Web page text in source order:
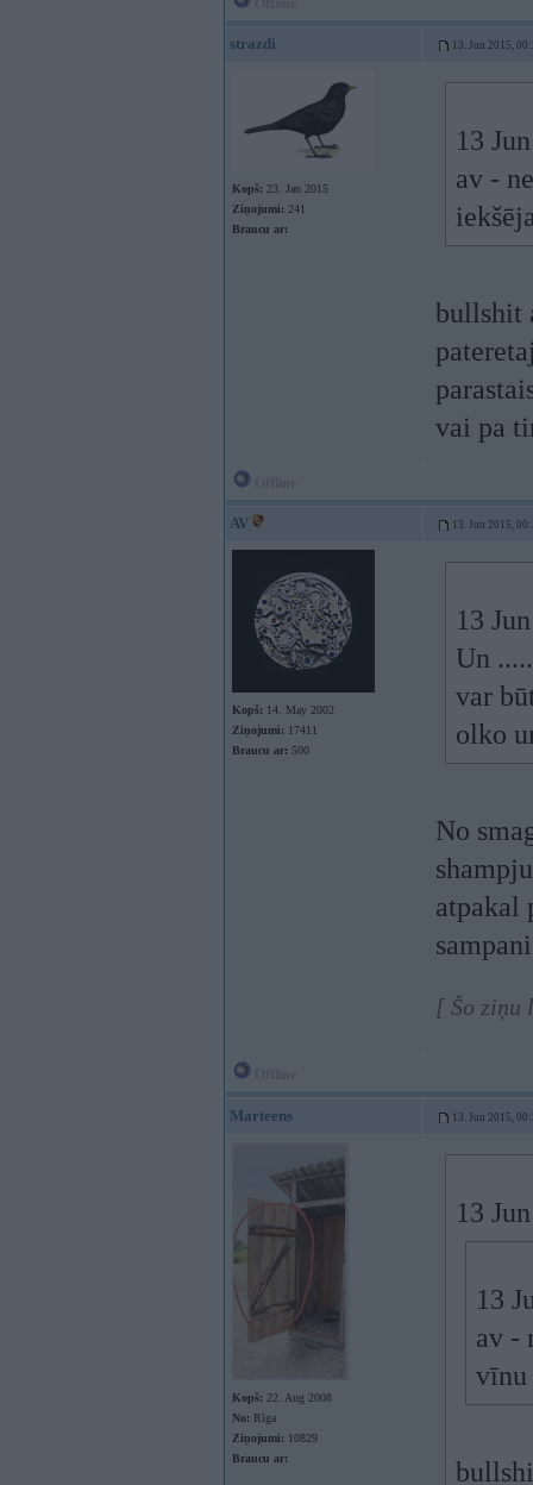
strazdi 13. Jun 2015,
Kopš: 23. Jan 2015
Ziņojumi: 241
Braucu ar:
13
av -
bullshit
vai pa
AV 13. Jun 2015,
Kopš: 14. May 2002
Ziņojumi: 17411
Braucu ar: 500
13
Un
var
olko
No
atpakal
[ Šo ziņu
Marteens 13. Jun 2015,
Kopš: 22. Aug 2008
No: Rīga
Ziņojumi: 10829
Braucu ar:
13
13
av -
vīnu